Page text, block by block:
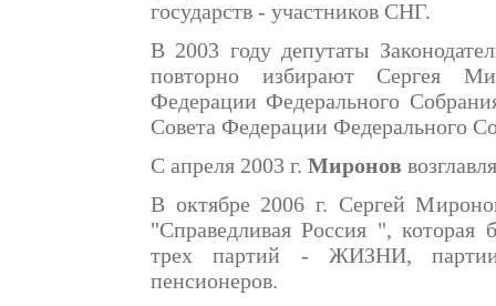
государств - участников СНГ.
В 2003 году депутаты
повторно избирают Сергея
Федерации Федерального
Совета Федерации Федерального
С апреля 2003 г. Миронов
В октябре 2006 г. Сергей
"Справедливая Россия ", которая
трех партий - ЖИЗНИ,
пенсионеров.